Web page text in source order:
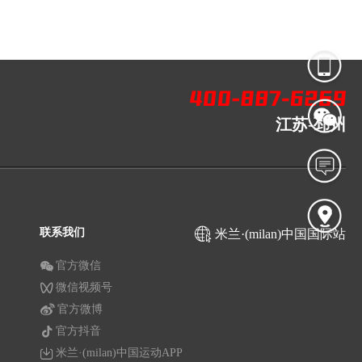
江苏-邳州
联系我们
官方微信
微信视频号
官方微博
官方抖音
米兰·(milan)中国运动APP
米兰·(milan)中国国际站